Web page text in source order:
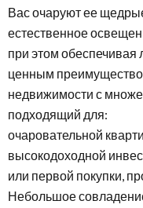
Вас очаруют ее
естественное
при этом обеспечивая
ценным
недвижимости с
подходящий для:
очаровательной
высокодоходной
или первой покупки,
Небольшое